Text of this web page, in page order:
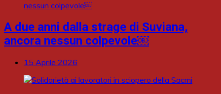
A due anni dalla strage di Suviana,
ancora nessun colpevole￼
15 Aprile 2026